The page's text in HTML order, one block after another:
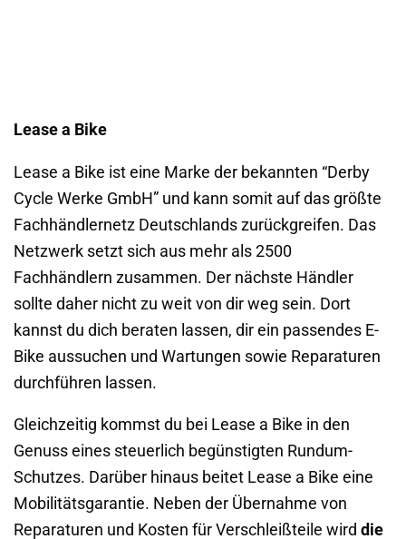
Lease a Bike
Lease a Bike ist eine Marke der bekannten “Derby
Cycle Werke GmbH” und kann somit auf das größte
Fachhändlernetz Deutschlands zurückgreifen. Das
Netzwerk setzt sich aus mehr als 2500
Fachhändlern zusammen. Der nächste Händler
sollte daher nicht zu weit von dir weg sein. Dort
kannst du dich beraten lassen, dir ein passendes E-
Bike aussuchen und Wartungen sowie Reparaturen
durchführen lassen.
Gleichzeitig kommst du bei Lease a Bike in den
Genuss eines steuerlich begünstigten Rundum-
Schutzes. Darüber hinaus beitet Lease a Bike eine
Mobilitätsgarantie. Neben der Übernahme von
Reparaturen und Kosten für Verschleißteile wird die